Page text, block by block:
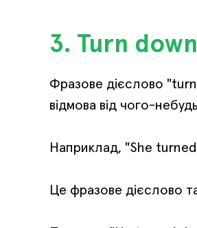
3. Turn down
Фразове дієслово "turn
відмова від чого-
Наприклад, "She
Це фразове дієслово